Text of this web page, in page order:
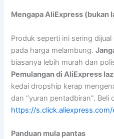
Mengapa AliExpress (bukan
Produk seperti ini sering
pada harga melambung.
biasanya lebih murah dan
Pemulangan di AliExpress
kedai dropship kerap
dan “yuran pentadbiran”. Beli
https://s.click.aliexpress.com/
Panduan mula pantas